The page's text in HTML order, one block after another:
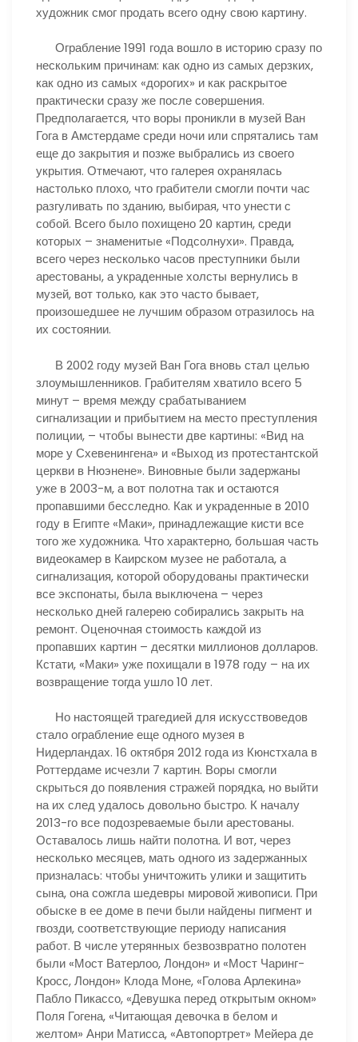
художник смог продать всего одну свою картину.
Ограбление 1991 года вошло в историю сразу по
нескольким причинам: как одно из самых дерзких,
как одно из самых «дорогих» и как раскрытое
практически сразу же после совершения.
Предполагается, что воры проникли в музей Ван
Гога в Амстердаме среди ночи или спрятались там
еще до закрытия и позже выбрались из своего
укрытия. Отмечают, что галерея охранялась
настолько плохо, что грабители смогли почти час
разгуливать по зданию, выбирая, что унести с
собой. Всего было похищено 20 картин, среди
которых – знаменитые «Подсолнухи». Правда,
всего через несколько часов преступники были
арестованы, а украденные холсты вернулись в
музей, вот только, как это часто бывает,
произошедшее не лучшим образом отразилось на
их состоянии.
В 2002 году музей Ван Гога вновь стал целью
злоумышленников. Грабителям хватило всего 5
минут – время между срабатыванием
сигнализации и прибытием на место преступления
полиции, – чтобы вынести две картины: «Вид на
море у Схевенингена» и «Выход из протестантской
церкви в Нюэнене». Виновные были задержаны
уже в 2003-м, а вот полотна так и остаются
пропавшими бесследно. Как и украденные в 2010
году в Египте «Маки», принадлежащие кисти все
того же художника. Что характерно, большая часть
видеокамер в Каирском музее не работала, а
сигнализация, которой оборудованы практически
все экспонаты, была выключена – через
несколько дней галерею собирались закрыть на
ремонт. Оценочная стоимость каждой из
пропавших картин – десятки миллионов долларов.
Кстати, «Маки» уже похищали в 1978 году – на их
возвращение тогда ушло 10 лет.
Но настоящей трагедией для искусствоведов
стало ограбление еще одного музея в
Нидерландах. 16 октября 2012 года из Кюнстхала в
Роттердаме исчезли 7 картин. Воры смогли
скрыться до появления стражей порядка, но выйти
на их след удалось довольно быстро. К началу
2013-го все подозреваемые были арестованы.
Оставалось лишь найти полотна. И вот, через
несколько месяцев, мать одного из задержанных
призналась: чтобы уничтожить улики и защитить
сына, она сожгла шедевры мировой живописи. При
обыске в ее доме в печи были найдены пигмент и
гвозди, соответствующие периоду написания
работ. В числе утерянных безвозвратно полотен
были «Мост Ватерлоо, Лондон» и «Мост Чаринг-
Кросс, Лондон» Клода Моне, «Голова Арлекина»
Пабло Пикассо, «Девушка перед открытым окном»
Поля Гогена, «Читающая девочка в белом и
желтом» Анри Матисса, «Автопортрет» Мейера де